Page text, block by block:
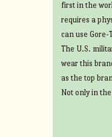
first in the
requires a
can use Gore-
The U.S.
wear this
as the top
Not only in